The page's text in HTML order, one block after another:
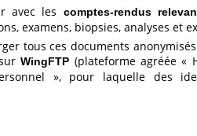
avec les comptes-rendus
examens, biopsies, analyses et
tous ces documents
WingFTP (plateforme agréée «
», pour laquelle des